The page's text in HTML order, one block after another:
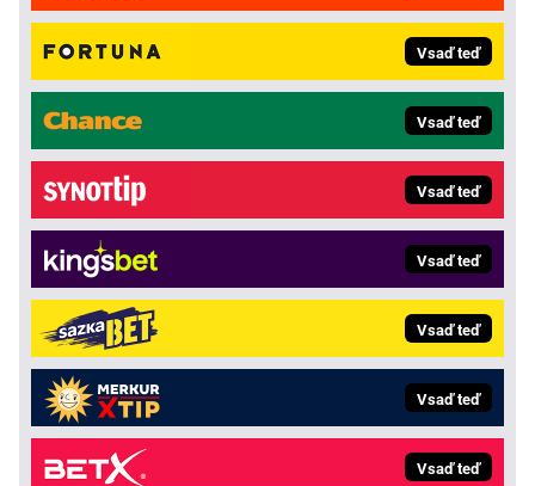
Vsaď teď
Vsaď teď
Vsaď teď
Vsaď teď
Vsaď teď
Vsaď teď
Vsaď teď